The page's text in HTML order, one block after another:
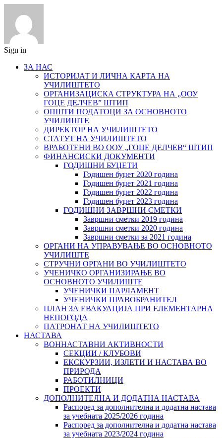
Sign in
ЗА НАС
ИСТОРИЈАТ И ЛИЧНА КАРТА НА
УЧИЛИШТЕТО
ОРГАНИЗАЦИСКА СТРУКТУРА НА „ООУ
ГОЦЕ ДЕЛЧЕВ” ШТИП
ОПШТИ ПОДАТОЦИ ЗА ОСНОВНОТО
УЧИЛИШТЕ
ДИРЕКТОР НА УЧИЛИШТЕТО
СТАТУТ НА УЧИЛИШТЕТО
ВРАБОТЕНИ ВО ООУ „ГОЦЕ ДЕЛЧЕВ“ ШТИП
ФИНАНСИСКИ ДОКУМЕНТИ
ГОДИШНИ БУЏЕТИ
Годишен буџет 2020 година
Годишен буџет 2021 година
Годишен буџет 2022 година
Годишен буџет 2023 година
ГОДИШНИ ЗАВРШНИ СМЕТКИ
Завршни сметки 2019 година
Завршни сметки 2020 година
Завршни сметки за 2021 година
ОРГАНИ НА УПРАВУВАЊЕ ВО ОСНОВНОТО
УЧИЛИШТЕ
СТРУЧНИ ОРГАНИ ВО УЧИЛИШТЕТО
УЧЕНИЧКО ОРГАНИЗИРАЊЕ ВО
ОСНОВНОТО УЧИЛИШТЕ
УЧЕНИЧКИ ПАРЛАМЕНТ
УЧЕНИЧКИ ПРАВОБРАНИТЕЛ
ПЛАН ЗА ЕВАКУАЦИЈА ПРИ ЕЛЕМЕНТАРНА
НЕПОГОДА
ПАТРОНАТ НА УЧИЛИШТЕТО
НАСТАВА
ВОННАСТАВНИ АКТИВНОСТИ
СЕКЦИИ / КЛУБОВИ
ЕКСКУРЗИИ, ИЗЛЕТИ И НАСТАВА ВО
ПРИРОДА
РАБОТИЛНИЦИ
ПРОЕКТИ
ДОПОЛНИТЕЛНА И ДОДАТНА НАСТАВА
Распоред за дополнителна и додатна настава
за учебната 2025/2026 година
Распоред за дополнителна и додатна настава
за учебната 2023/2024 година